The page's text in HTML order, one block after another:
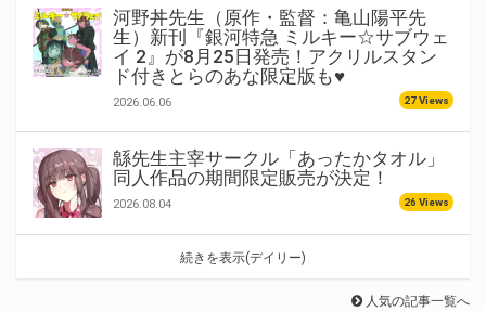
河野丼先生（原作・監督：亀山陽平先
生）新刊『銀河特急 ミルキー☆サブウェ
イ 2』が8月25日発売！アクリルスタン
ド付きとらのあな限定版も♥
2026.06.06 27 Views
緜先生主宰サークル「あったかタオル」
同人作品の期間限定販売が決定！
2026.08.04 26 Views
続きを表示(デイリー)
人気の記事一覧へ